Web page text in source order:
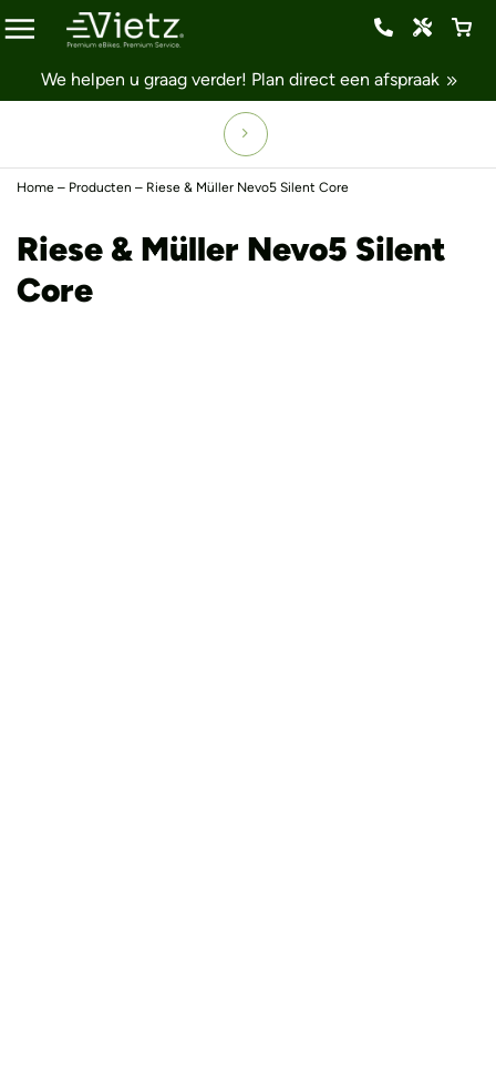
We helpen u graag verder! Plan direct een afspraak
Home – Producten – Riese & Müller Nevo5 Silent Core
Riese & Müller Nevo5 Silent
Core